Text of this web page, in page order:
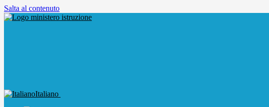
Salta al contenuto
Italiano